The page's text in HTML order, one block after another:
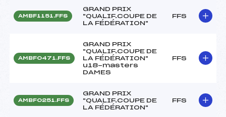
AMBF1151.FFS
GRAND PRIX
"QUALIF.COUPE DE
LA FÉDÉRATION"
FFS
AMBF0471.FFS
GRAND PRIX
"QUALIF.COUPE DE
LA FÉDÉRATION"
u18-masters
DAMES
FFS
AMBF0251.FFS
GRAND PRIX
"QUALIF.COUPE DE
LA FÉDÉRATION"
FFS